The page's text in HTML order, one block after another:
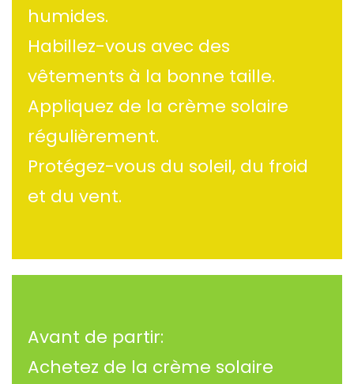
humides.
Habillez-vous avec des
vêtements à la bonne taille.
Appliquez de la crème solaire
régulièrement.
Protégez-vous du soleil, du froid
et du vent.
Avant de partir:
Achetez de la crème solaire